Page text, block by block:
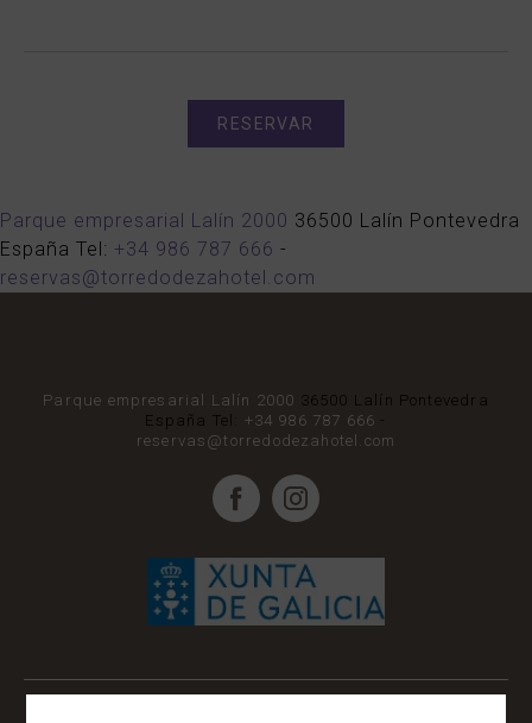
RESERVAR
Parque empresarial Lalín 2000 36500 Lalín Pontevedra
España Tel: +34 986 787 666 -
reservas@torredodezahotel.com
Parque empresarial Lalín 2000 36500 Lalín Pontevedra
España Tel: +34 986 787 666 -
reservas@torredodezahotel.com